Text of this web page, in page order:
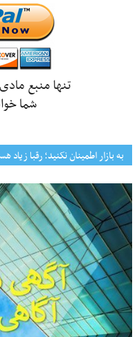
تنها منبع
شما
به بازار اطمینان نکنید؛ رقبا زیاد